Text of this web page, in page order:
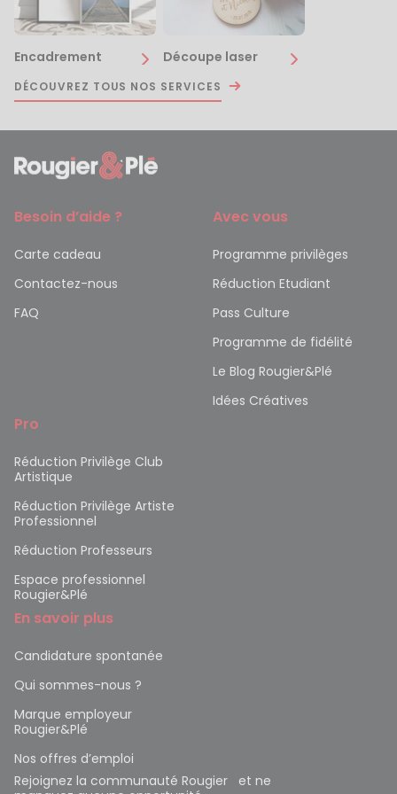
Encadrement Découpe laser
DÉCOUVREZ TOUS NOS SERVICES
Besoin d’aide ?
Carte cadeau
Contactez-nous
FAQ
Avec vous
Programme privilèges
Réduction Etudiant
Pass Culture
Programme de fidélité
Le Blog Rougier&Plé
Idées Créatives
Pro
Réduction Privilège Club
Artistique
Réduction Privilège Artiste
Professionnel
Réduction Professeurs
Espace professionnel
Rougier&Plé
En savoir plus
Candidature spontanée
Qui sommes-nous ?
Marque employeur
Rougier&Plé
Nos offres d’emploi
Rejoignez la communauté Rougier et ne